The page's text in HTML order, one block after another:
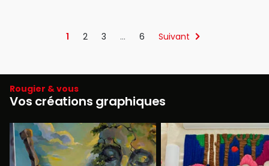
1 2 3 … 6 Suivant
Rougier & vous
Vos créations graphiques